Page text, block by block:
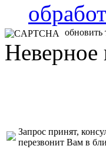
обновить
Неверное
Запрос принят,
перезвонит Вам в